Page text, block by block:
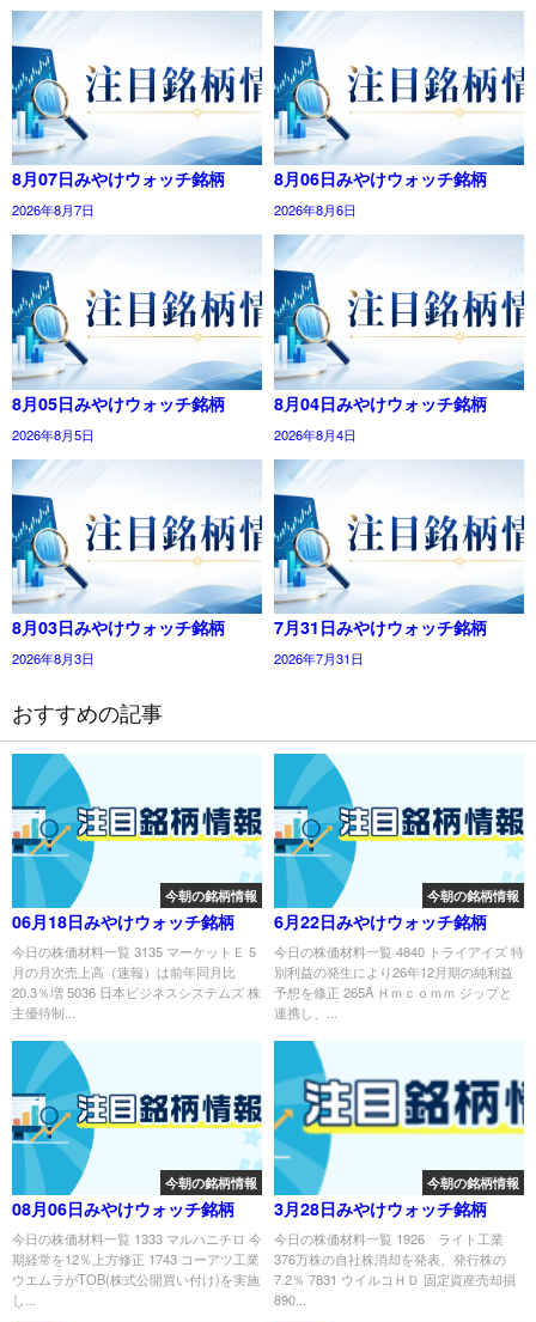
8月07日みやけウォッチ銘柄
2026年8月7日
8月06日みやけウォッチ銘柄
2026年8月6日
8月05日みやけウォッチ銘柄
2026年8月5日
8月04日みやけウォッチ銘柄
2026年8月4日
8月03日みやけウォッチ銘柄
2026年8月3日
7月31日みやけウォッチ銘柄
2026年7月31日
おすすめの記事
今朝の銘柄情報
06月18日みやけウォッチ銘柄
今日の株価材料一覧 3135 マーケットＥ 5
月の月次売上高（速報）は前年同月比
20.3％増 5036 日本ビジネスシステムズ 株
主優待制...
今朝の銘柄情報
6月22日みやけウォッチ銘柄
今日の株価材料一覧 4840 トライアイズ 特
別利益の発生により26年12月期の純利益
予想を修正 265A Ｈｍｃｏｍｍ ジップと
連携し、...
今朝の銘柄情報
08月06日みやけウォッチ銘柄
今日の株価材料一覧 1333 マルハニチロ 今
期経常を12％上方修正 1743 コーアツ工業
ウエムラがTOB(株式公開買い付け)を実施
し...
今朝の銘柄情報
3月28日みやけウォッチ銘柄
今日の株価材料一覧 1926 ライト工業
376万株の自社株消却を発表、発行株の
7.2％ 7831 ウイルコＨＤ 固定資産売却損
890...